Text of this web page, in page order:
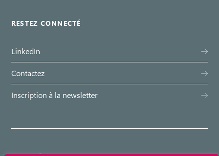
RESTEZ CONNECTÉ
LinkedIn
Contactez
Inscription à la newsletter